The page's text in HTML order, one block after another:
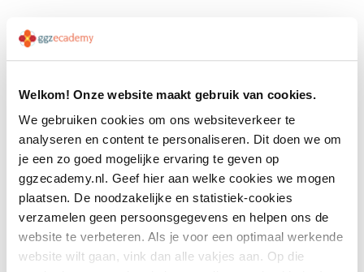
Welkom! Onze website maakt gebruik van cookies.
We gebruiken cookies om ons websiteverkeer te
analyseren en content te personaliseren. Dit doen we om
je een zo goed mogelijke ervaring te geven op
ggzecademy.nl. Geef hier aan welke cookies we mogen
plaatsen. De noodzakelijke en statistiek-cookies
verzamelen geen persoonsgegevens en helpen ons de
website te verbeteren. Als je voor een optimaal werkende
website wilt gaan, vink dan alle vakjes aan. Op die
Deel dit artikel: linkedin e-mail
Kennis delen
Samen leren in de ggz is het motto van GGZ
Ecademy. Leden ontmoeten elkaar op
ledendagen, werksessies,
implementatiebijeenkomsten, congressen, de
online community en in redactieraden. Tijdens